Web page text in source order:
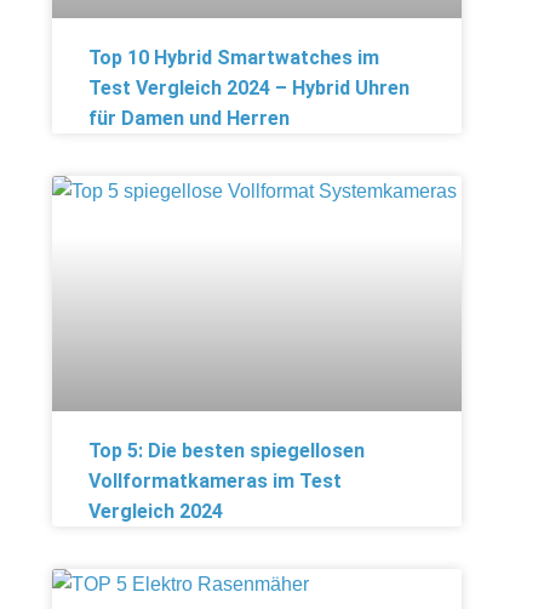
Top 10 Hybrid Smartwatches im
Test Vergleich 2024 – Hybrid Uhren
für Damen und Herren
Top 5: Die besten spiegellosen
Vollformatkameras im Test
Vergleich 2024